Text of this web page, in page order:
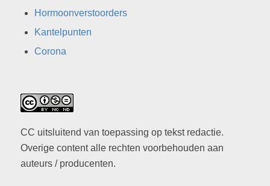
Hormoonverstoorders
Kantelpunten
Corona
CC uitsluitend van toepassing op tekst redactie.
Overige content alle rechten voorbehouden aan
auteurs / producenten.